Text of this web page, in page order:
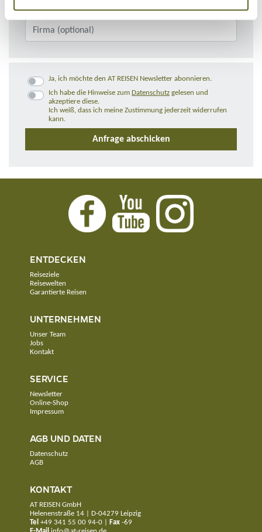
Ja, ich möchte den AT REISEN Newsletter abonnieren.
Ich habe die Hinweise zum Datenschutz gelesen und
akzeptiere diese.
Ich weiß, dass ich meine Zustimmung jederzeit widerrufen
kann.
ENTDECKEN
Reiseziele
Reisewelten
Garantierte Reisen
UNTERNEHMEN
Unser Team
Jobs
Kontakt
SERVICE
Newsletter
Online-Shop
Impressum
AGB UND DATEN
Datenschutz
AGB
KONTAKT
AT REISEN GmbH
Helenenstraße 14 | D-04279 Leipzig
Tel +49 341 55 00 94-0 Fax -69